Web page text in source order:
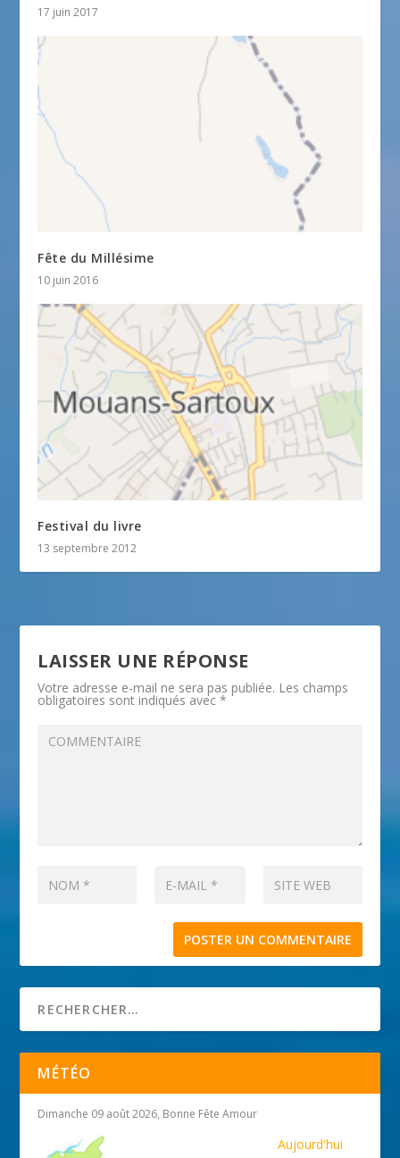
17 juin 2017
Fête du Millésime
10 juin 2016
Festival du livre
13 septembre 2012
LAISSER UNE RÉPONSE
Votre adresse e-mail ne sera pas publiée. Les champs
obligatoires sont indiqués avec*
MÉTÉO
Dimanche 09 août 2026, Bonne Fête Amour
Aujourd'hui